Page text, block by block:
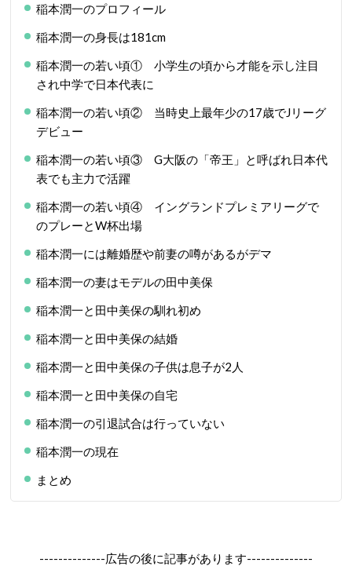
稲本潤一のプロフィール
稲本潤一の身長は181cm
稲本潤一の若い頃① 小学生の頃から才能を示し注目
され中学で日本代表に
稲本潤一の若い頃② 当時史上最年少の17歳でJリーグ
デビュー
稲本潤一の若い頃③ G大阪の「帝王」と呼ばれ日本代
表でも主力で活躍
稲本潤一の若い頃④ イングランドプレミアリーグで
のプレーとW杯出場
稲本潤一には離婚歴や前妻の噂があるがデマ
稲本潤一の妻はモデルの田中美保
稲本潤一と田中美保の馴れ初め
稲本潤一と田中美保の結婚
稲本潤一と田中美保の子供は息子が2人
稲本潤一と田中美保の自宅
稲本潤一の引退試合は行っていない
稲本潤一の現在
まとめ
--------------広告の後に記事があります--------------